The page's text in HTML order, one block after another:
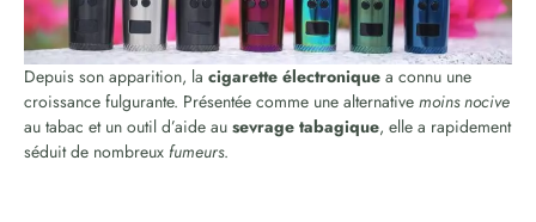
Depuis son apparition, la cigarette électronique a connu une
croissance fulgurante. Présentée comme une alternative moins nocive
au tabac et un outil d’aide au sevrage tabagique, elle a rapidement
séduit de nombreux fumeurs.